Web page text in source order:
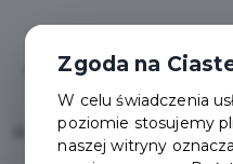
Home Lista aktualności
Zgoda na
W celu świadczenia
poziomie stosujemy
naszej witryny